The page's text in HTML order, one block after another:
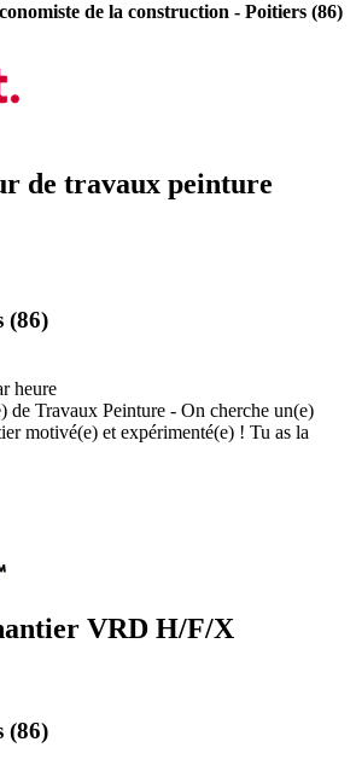
de la construction - Poitiers (86)
de travaux peinture
(86)
heure
de Travaux Peinture - On cherche un(e)
motivé(e) et expérimenté(e) ! Tu as la
VRD H/F/X
(86)